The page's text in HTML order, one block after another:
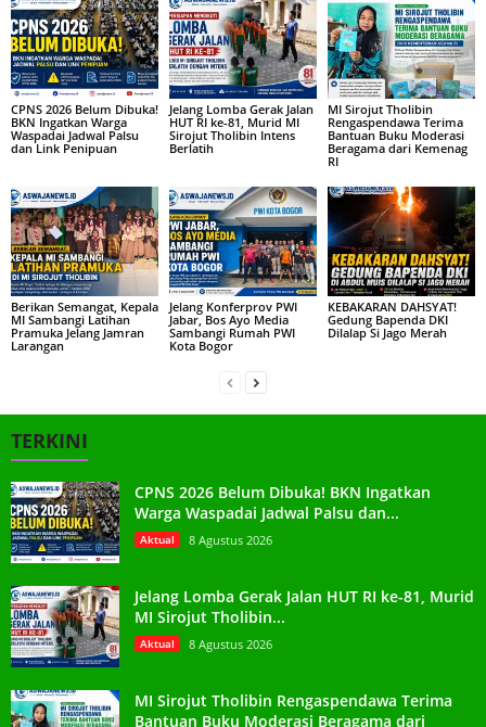
CPNS 2026 Belum Dibuka!
BKN Ingatkan Warga
Waspadai Jadwal Palsu
dan Link Penipuan
Jelang Lomba Gerak Jalan
HUT RI ke-81, Murid MI
Sirojut Tholibin Intens
Berlatih
MI Sirojut Tholibin
Rengaspendawa Terima
Bantuan Buku Moderasi
Beragama dari Kemenag
RI
Berikan Semangat, Kepala
MI Sambangi Latihan
Pramuka Jelang Jamran
Larangan
Jelang Konferprov PWI
Jabar, Bos Ayo Media
Sambangi Rumah PWI
Kota Bogor
KEBAKARAN DAHSYAT!
Gedung Bapenda DKI
Dilalap Si Jago Merah
TERKINI
CPNS 2026 Belum Dibuka! BKN Ingatkan
Warga Waspadai Jadwal Palsu dan...
Aktual 8 Agustus 2026
Jelang Lomba Gerak Jalan HUT RI ke-81, Murid
MI Sirojut Tholibin...
Aktual 8 Agustus 2026
MI Sirojut Tholibin Rengaspendawa Terima
Bantuan Buku Moderasi Beragama dari